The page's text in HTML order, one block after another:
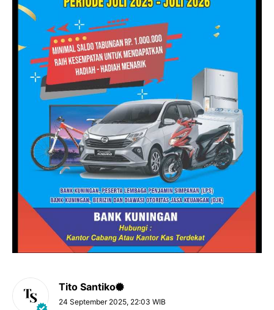
Tito Santiko
24 September 2025, 22:03 WIB